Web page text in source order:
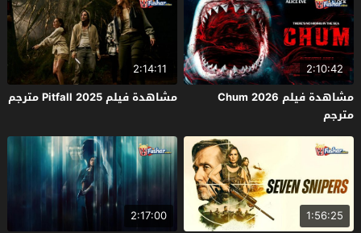
2:10:42
مشاهدة فيلم Chum 2026
مترجم
2:14:11
مشاهدة فيلم Pitfall 2025 مترجم
1:56:25
2:17:00